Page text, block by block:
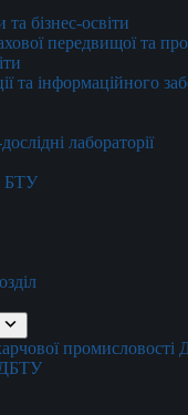
бізнес-освіти
передвищої та
та інформаційного
лабораторії
БТУ
ДБТУ